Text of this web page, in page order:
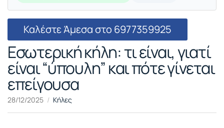
Καλέστε Άμεσα στο 6977359925
Εσωτερική κήλη: τι είναι, γιατί
είναι “ύπουλη” και πότε γίνεται
επείγουσα
28/12/2025 Κήλες